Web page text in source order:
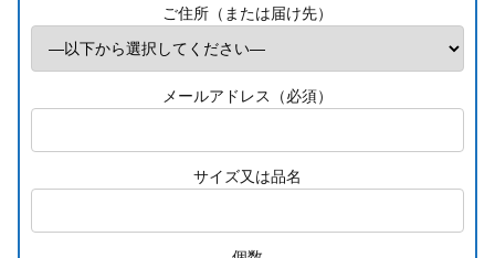
ご住所（または届け先）
メールアドレス（必須）
サイズ又は品名